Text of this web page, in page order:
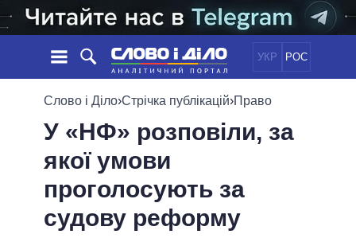
УКР РОС
НОВИНИ
СТРІЧКА
ПОДІЇ
СТАТТІ
ДУМКИ
ОГЛЯДИ
ПОЛІТИКА
СУСПІЛЬСТВО
ОБIЦЯНКИ
ПОЛIТИКИ
УСІ ПОЛІТИКИ
ПРЕЗИДЕНТ І ОФІС
ІНФОГРАФІКА
Слово і Діло›Стрічка публікацій›Право
У «НФ» розповіли, за
якої умови
проголосують за
судову реформу